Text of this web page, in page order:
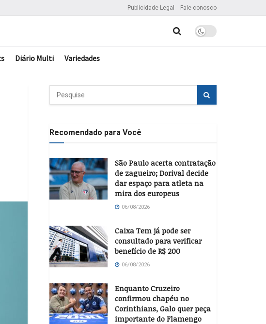
Publicidade Legal Fale conosco
Diário Multi Variedades
Recomendado para Você
São Paulo acerta contratação
de zagueiro; Dorival decide
dar espaço para atleta na
mira dos europeus
06/08/2026
Caixa Tem já pode ser
consultado para verificar
benefício de R$ 200
06/08/2026
Enquanto Cruzeiro
confirmou chapéu no
Corinthians, Galo quer peça
importante do Flamengo